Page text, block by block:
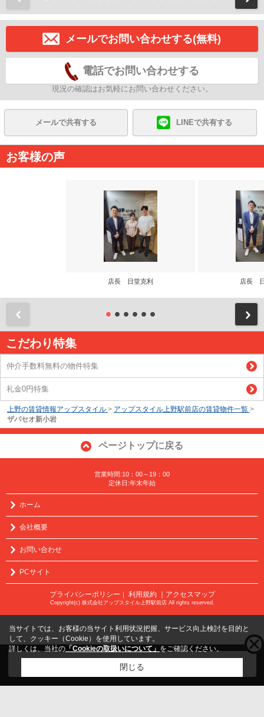
メールでお問い合わせする(無料)
電話でお問い合わせする
現況の確認はお気軽にお問い合わせください。
メールで共有する LINEで共有する
お客様の声
店長 日堂克利 店長
こだわり特集
仲介手数料無料の物件特集
礼金0円特集
上野の賃貸情報アップスタイル > アップスタイル上野駅前店の賃貸物件一覧 >
ザパセオ新小岩
ページトップに戻る
営業時間:10：00～19：00
定休日:年末年始
ホーム
会社概要
お問い合わせ
PCサイト
プライバシーポリシー 利用規約 ｜アクセスマップ
Copyright(c) 株式会社アップスタイル上野駅前店 All rights reserved.
こちらの物件をご覧の方にお勧めな物件
当サイトでは、お客様の当サイト利用状況把握、サービス向上検討を目的と
して、クッキー（Cookie）を使用しています。
詳しくは、当社の 「Cookieの取扱いについて」 をご確認ください。
閉じる